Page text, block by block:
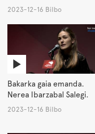
2023-12-16 Bilbo
Bakarka gaia emanda.
Nerea Ibarzabal Salegi.
2023-12-16 Bilbo